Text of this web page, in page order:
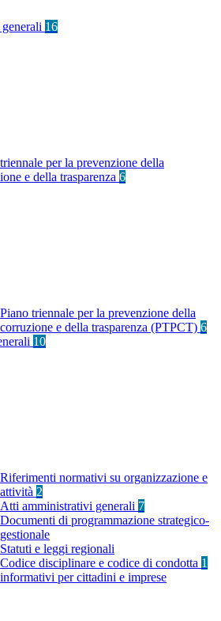
16
per la prevenzione della
e della trasparenza 6
Piano triennale per la prevenzione della
corruzione e della trasparenza (PTPCT) 6
10
Riferimenti normativi su organizzazione e
attività 2
Atti amministrativi generali 7
Documenti di programmazione strategico-
gestionale
Statuti e leggi regionali
Codice disciplinare e codice di condotta 1
per cittadini e imprese